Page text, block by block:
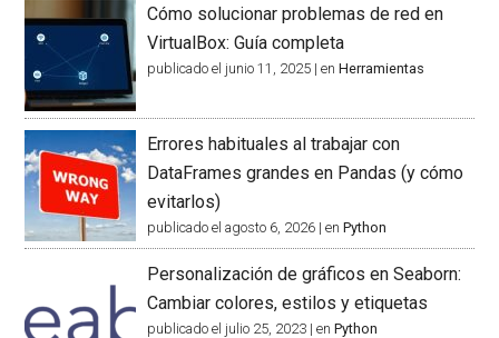
Cómo solucionar problemas de red en
VirtualBox: Guía completa
publicado el junio 11, 2025 |enHerramientas
Errores habituales al trabajar con
DataFrames grandes en Pandas (y cómo
evitarlos)
publicado el agosto 6, 2026 |enPython
Personalización de gráficos en Seaborn:
Cambiar colores, estilos y etiquetas
publicado el julio 25, 2023 |enPython